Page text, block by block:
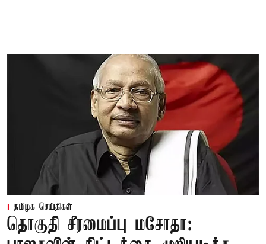
தமிழக செய்திகள்
தொகுதி சீரமைப்பு மசோதா: